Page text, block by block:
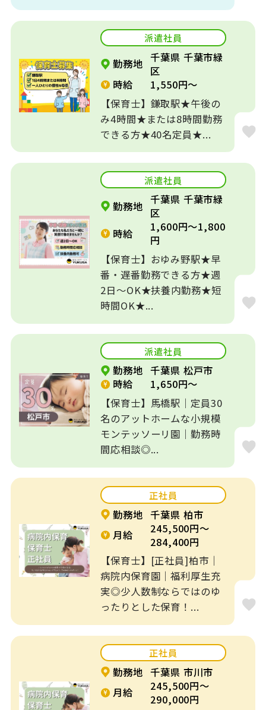
派遣社員
勤務地 千葉県 千葉市緑
区
時給
1,550円～
【保育士】鎌取駅★午後の
み4時間★または8時間勤務
できる方★40名定員★...
派遣社員
勤務地 千葉県 千葉市緑
区
時給
1,600円～1,800
円
【保育士】おゆみ野駅★早
番・遅番勤務できる方★週
2日～OK★扶養内勤務★短
時間OK★...
派遣社員
勤務地 千葉県 松戸市
時給
1,650円～
【保育士】馬橋駅｜定員30
名のアットホームな小規模
モンテッソーリ園｜勤務時
間応相談◎...
正社員
勤務地 千葉県 柏市
月給
245,500円～
284,400円
【保育士】[正社員]柏市｜
病院内保育園｜福利厚生充
実◎少人数制ならではのゆ
ったりとした保育！...
正社員
勤務地 千葉県 市川市
月給
245,500円～
290,000円